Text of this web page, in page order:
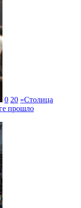
0 20 «Столица
прошло